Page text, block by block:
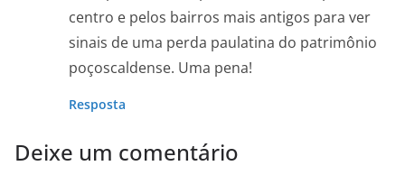
centro e pelos bairros mais antigos para ver
sinais de uma perda paulatina do patrimônio
poçoscaldense. Uma pena!
Resposta
Deixe um comentário